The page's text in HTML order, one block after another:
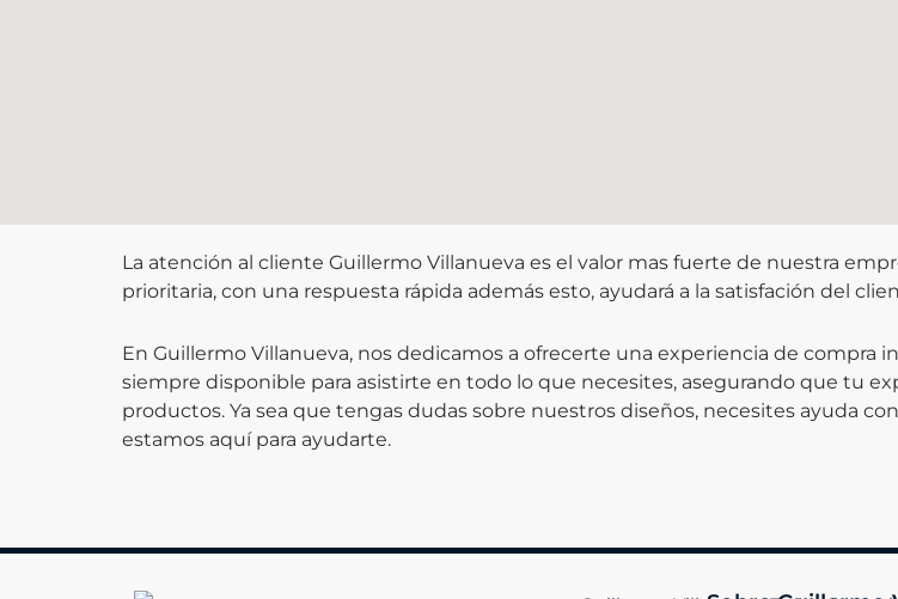
La atención al cliente Guillermo Villanueva es el valor mas fuerte de nuestra
prioritaria, con una respuesta rápida además esto, ayudará a la satisfación del
En Guillermo Villanueva, nos dedicamos a ofrecerte una experiencia de compra
siempre disponible para asistirte en todo lo que necesites, asegurando que tu
productos. Ya sea que tengas dudas sobre nuestros diseños, necesites ayuda
estamos aquí para ayudarte.